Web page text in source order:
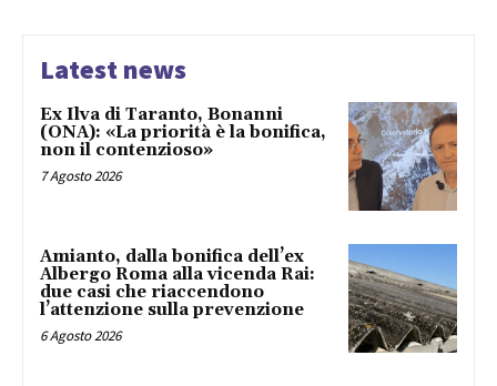
Latest news
Ex Ilva di Taranto, Bonanni
(ONA): «La priorità è la bonifica,
non il contenzioso»
7 Agosto 2026
Amianto, dalla bonifica dell’ex
Albergo Roma alla vicenda Rai:
due casi che riaccendono
l’attenzione sulla prevenzione
6 Agosto 2026